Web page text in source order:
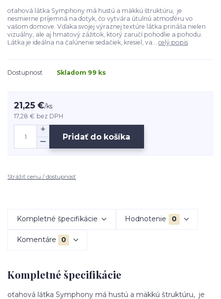
oťahová látka Symphony má hustú a mäkkú štruktúru, je
nesmierne príjemná na dotyk, čo vytvára útulnú atmosféru vo
vašom domove. Vďaka svojej výraznej textúre látka prináša nielen
vizuálny, ale aj hmatový zážitok, ktorý zaručí pohodlie a pohodu.
Látka je ideálna na čalúnenie sedačiek, kresiel, va... celý popis
Dostupnosť Skladom 99 ks
21,25 €/ks
17,28 € bez DPH
Pridať do košíka
Strážiť cenu / dostupnosť
Kompletné špecifikácie Hodnotenie 0
Komentáre 0
Kompletné špecifikácie
oťahová látka Symphony má hustú a mäkkú štruktúru, je